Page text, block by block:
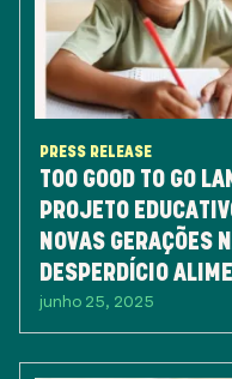
PRESS RELEASE
TOO GOOD TO GO
PROJETO
NOVAS GERAÇÕES
DESPERDÍCIO
junho 25, 2025